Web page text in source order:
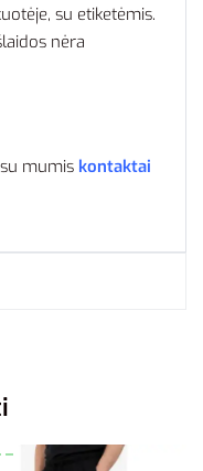
su etiketėmis.
nėra
mumis kontaktai